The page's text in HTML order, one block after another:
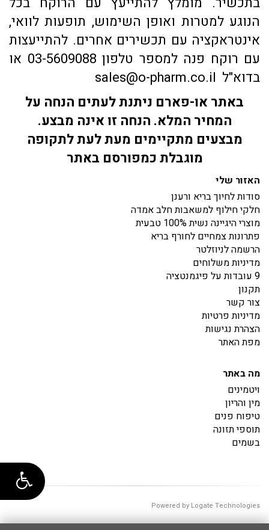
הנוגע למטרות ואופן השימוש, תופעות לוואי,
אינטראקציה עם תכשירים אחרים. להתייעצות
עם רוקח פנה למספר טלפון 03-5609088 או
בדוא"ל sales@o-pharm.co.il
באתר או-פארם ניתנת לעתים הנחה על
המחיר המלא. הנחה זו אינה מבצע.
מבצעים מתקיימים מעת לעת לתקופה
מוגבלת כמפורסם באתר
האזור שלי
סודות לחיוך בריא ורענן
חלקי חילוף למשאבות חלב אמדה
מוצרי היגיינה נשית 100% טבעית
פתרונות צמחיים לחורף בריא
הרשמה לניוזלטר
מדיניות משלוחים
9 עובדות על פיגמנטציה
תקנון
צור קשר
מדיניות פרטיות
הצהרת נגישות
מפת האתר
מה באתר
ויטמינים
מין והריון
טיפוח פנים
תוספי תזונה
בשמים
Powered by Logate Technologies